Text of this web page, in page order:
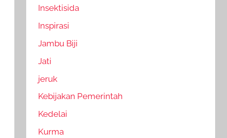
Insektisida
Inspirasi
Jambu Biji
Jati
jeruk
Kebijakan Pemerintah
Kedelai
Kurma